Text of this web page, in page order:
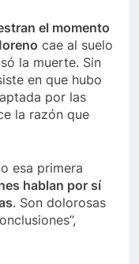
el momento
cae al suelo
la muerte. Sin
en que hubo
por las
la razón que
esa primera
hablan por sí
. Son dolorosas